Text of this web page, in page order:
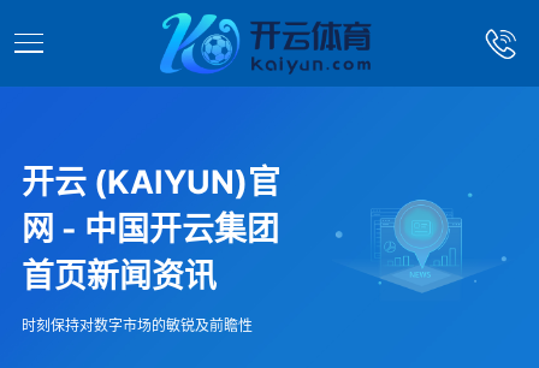
开云 (KAIYUN)官
网 - 中国开云集团
首页新闻资讯
时刻保持对数字市场的敏锐及前瞻性